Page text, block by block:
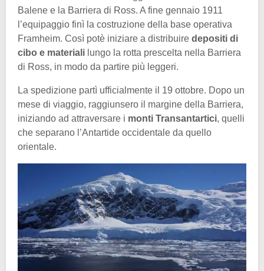
Balene e la Barriera di Ross. A fine gennaio 1911
l’equipaggio finì la costruzione della base operativa
Framheim. Così potè iniziare a distribuire depositi di
cibo e materiali lungo la rotta prescelta nella Barriera
di Ross, in modo da partire più leggeri.
La spedizione partì ufficialmente il 19 ottobre. Dopo un
mese di viaggio, raggiunsero il margine della Barriera,
iniziando ad attraversare i monti Transantartici, quelli
che separano l’Antartide occidentale da quello
orientale.